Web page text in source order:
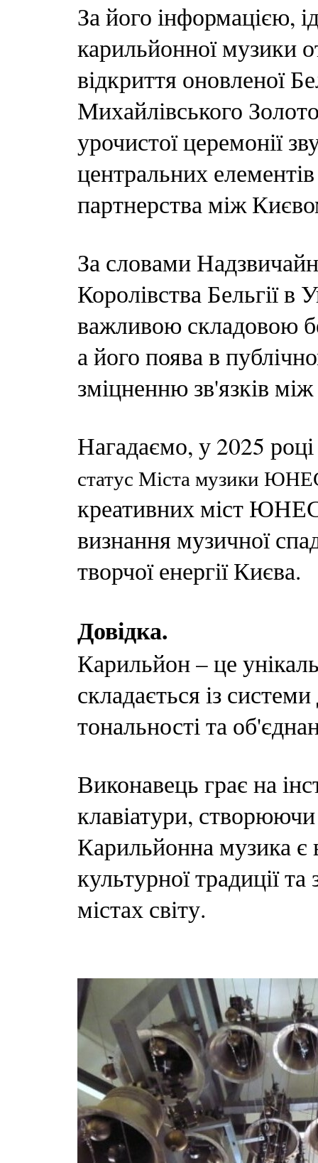
За його інформацією,
карильйонної музики
відкриття оновленої
Михайлівського
урочистої церемонії
центральних
партнерства між
За словами
Королівства Бельгії
важливою складовою
а його поява в
зміцненню зв'язків
Нагадаємо, у 2025
статус Міста музики
креативних міст
визнання музичної
творчої енергії Києва.
Довідка.
Карильйон – це
складається із
тональності та
Виконавець грає на
клавіатури,
Карильйонна музика є
культурної традиції
містах світу.